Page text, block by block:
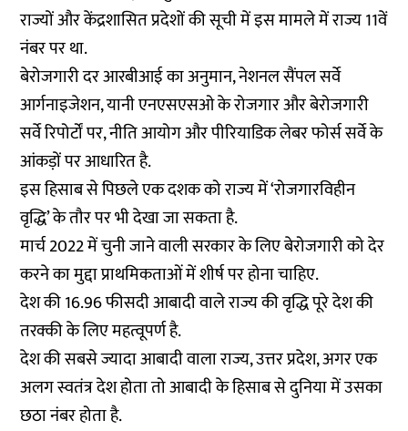
राज्यों और केंद्रशासित प्रदेशों की सूची में इस मामले में राज्य 11वें
नंबर पर था.
बेरोजगारी दर आरबीआई का अनुमान, नेशनल सैंपल सर्वे
आर्गनाइजेशन, यानी एनएसएसओ के रोजगार और बेरोजगारी
सर्वे रिपोर्टों पर, नीति आयोग और पीरियाडिक लेबर फोर्स सर्वे के
आंकड़ों पर आधारित है.
इस हिसाब से पिछले एक दशक को राज्य में ‘रोजगारविहीन
वृद्धि’ के तौर पर भी देखा जा सकता है.
मार्च 2022 में चुनी जाने वाली सरकार के लिए बेरोजगारी को देर
करने का मुद्दा प्राथमिकताओं में शीर्ष पर होना चाहिए.
देश की 16.96 फीसदी आबादी वाले राज्य की वृद्धि पूरे देश की
तरक्की के लिए महत्वूपर्ण है.
देश की सबसे ज्यादा आबादी वाला राज्य, उत्तर प्रदेश, अगर एक
अलग स्वतंत्र देश होता तो आबादी के हिसाब से दुनिया में उसका
छठा नंबर होता है.